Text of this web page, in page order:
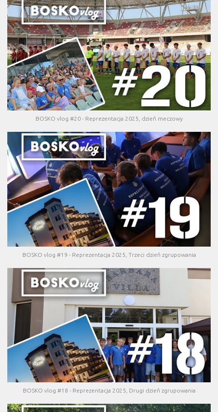
BOSKO vlog #20 - Reprezentacja 2025, dzień meczowy
BOSKO vlog #19 - Reprezentacja 2025, Trzeci dzień zgrupowania
BOSKO vlog #18 - Reprezentacja 2025, Drugi dzień zgrupowania